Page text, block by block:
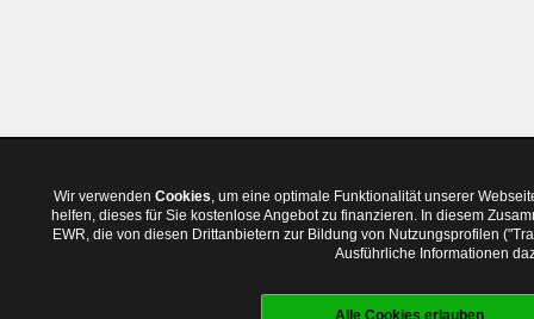
Wir verwenden Cookies, um eine optimale Funktionalität unserer
helfen, dieses für Sie kostenlose Angebot zu finanzieren. In diesem
EWR, die von diesen Drittanbietern zur Bildung von Nutzungsprofilen
Ausführliche Informationen
Alle Cookies erlauben